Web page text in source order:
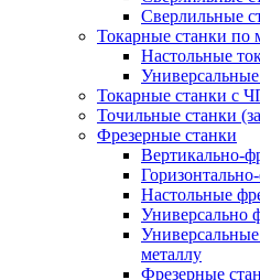
Сверлильные
Токарные станки по
Настольные
Токарные станки с
Точильные станки
Фрезерные станки
Вертикально-
Настольные
Универсально
металлу
Фрезерные